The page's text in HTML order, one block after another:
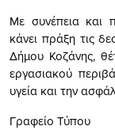
Με συνέπεια και
κάνει πράξη τις
Δήμου Κοζάνης,
εργασιακού
υγεία και την
Γραφείο Τύπου